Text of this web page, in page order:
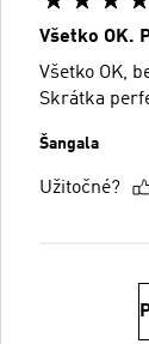
Všetko OK.
Všetko OK,
Skrátka
Šangala
Užitočné?